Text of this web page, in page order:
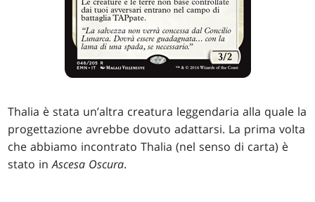
Thalia è stata un’altra creatura leggendaria alla quale la
progettazione avrebbe dovuto adattarsi. La prima volta
che abbiamo incontrato Thalia (nel senso di carta) è
stato inAscesa Oscura.